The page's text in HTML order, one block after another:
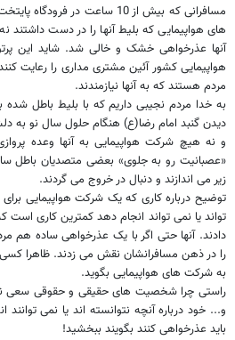
مسافرانی که بیش از 10 ساعت
های هواپیمایی که بلیط آنها را در دست داشتند
آنها عذرخواهی خشک و خالی شد. شاید این
هواپیمایی کشور آئین مشتری مداری را
مردم هستند که به آنها نیازمندند.
به خدا مردم نجیبی داریم که با بلیط باطل شده
دیدن گنبد امام رضا(ع) هنگام حلول سال نو به
و نه هیچ شرکت هواپیمایی به آنها وعده
«عصبانیت رو به جلوی» بعضی متصدیان باطل
زیر می اندازند و دنبال در خروج می گردند.
توضیح درباره کاری که یک شرکت هواپیمایی
تواند یا نمی تواند انجام دهد کمترین کاری
دادند. آنها حتی اگر با یک عذرخواهی ساده هم
را در ذهن مسافرانشان نقش می زدند. ظاهرا
به شرکت های هواپیمایی بگوید.
راستی چرا شخصیت های حقیقی و حقوقی سعی
و... خود درباره آنچه نتوانسته اند یا نمی
باید عذرخواهی کنند بگویند ببخشید!